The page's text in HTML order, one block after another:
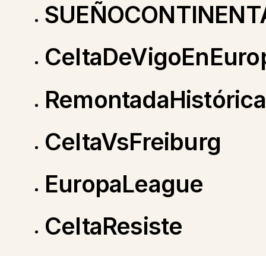
RemontadaHistórica
CeltaVsFreiburg
EuropaLeague
CeltaResiste